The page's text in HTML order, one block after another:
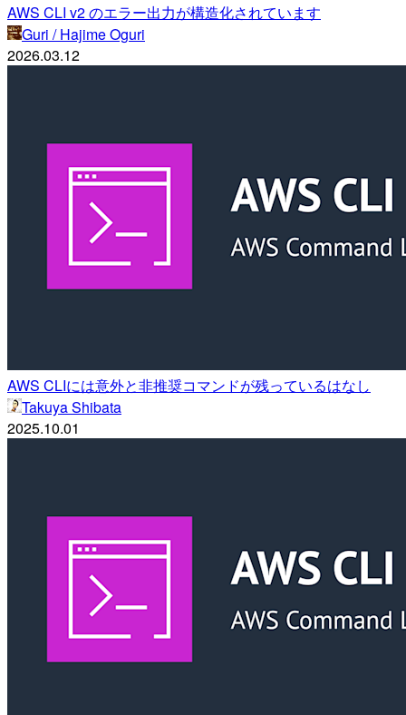
AWS CLI v2 のエラー出力が構造化されています
Guri / Hajime Oguri
2026.03.12
AWS CLIには意外と非推奨コマンドが残っているはなし
Takuya Shibata
2025.10.01